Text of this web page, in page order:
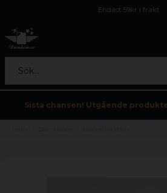
Endast 59kr i frakt
Sök...
Sista chansen! Utgående